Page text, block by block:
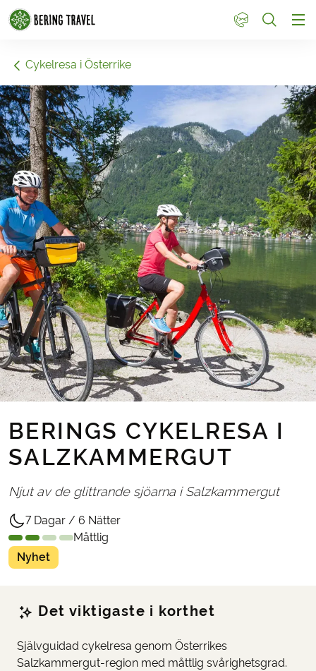
1
Cykelresa i Österrike
BERINGS CYKELRESA I
SALZKAMMERGUT
Njut av de glittrande sjöarna i Salzkammergut
7 Dagar / 6 Nätter
Måttlig
Nyhet
Det viktigaste i korthet
Självguidad cykelresa genom Österrikes
Salzkammergut-region med måttlig svårighetsgrad.